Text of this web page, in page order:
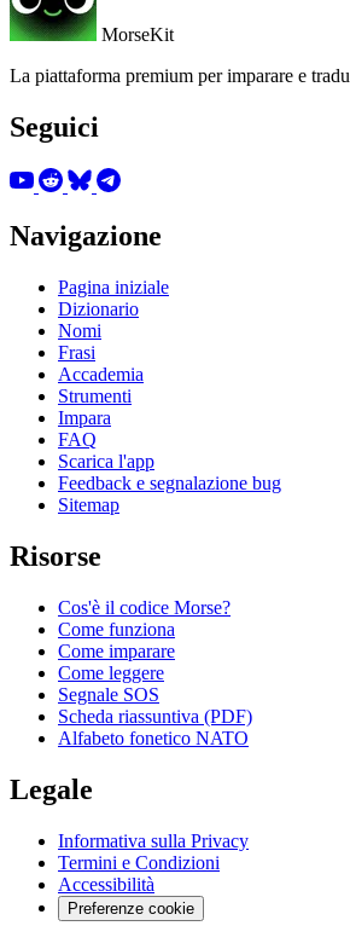
MorseKit
La piattaforma premium per imparare e
Seguici
Navigazione
Pagina iniziale
Dizionario
Nomi
Frasi
Accademia
Strumenti
Impara
FAQ
Scarica l'app
Feedback e segnalazione bug
Sitemap
Risorse
Cos'è il codice Morse?
Come funziona
Come imparare
Come leggere
Segnale SOS
Scheda riassuntiva (PDF)
Alfabeto fonetico NATO
Legale
Informativa sulla Privacy
Termini e Condizioni
Accessibilità
Preferenze cookie